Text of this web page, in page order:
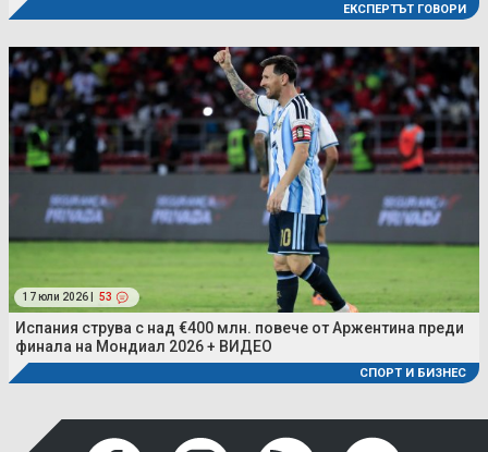
ЕКСПЕРТЪТ ГОВОРИ
17 юли 2026 | 53
Испания струва с над €400 млн. повече от Аржентина преди
финала на Мондиал 2026 + ВИДЕО
СПОРТ И БИЗНЕС